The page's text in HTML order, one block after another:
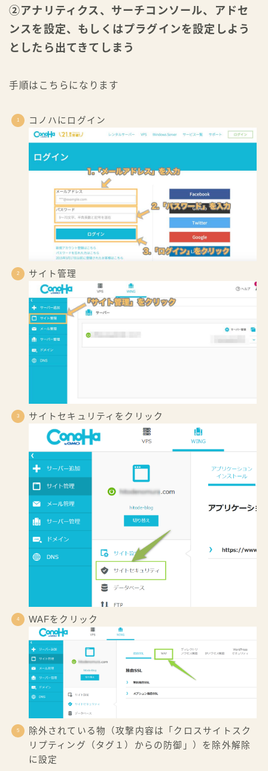
②アナリティクス、サーチコンソール、アドセ
ンスを設定、もしくはプラグインを設定しよう
としたら出てきてしまう
手順はこちらになります
コノハにログイン
サイト管理
サイトセキュリティをクリック
WAFをクリック
除外されている物（攻撃内容は「クロスサイトスク
リプティング（タグ１）からの防御」）を除外解除
に設定